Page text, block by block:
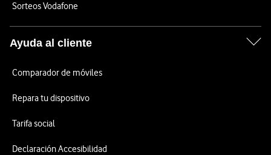
Sorteos Vodafone
Ayuda al cliente
Comparador de móviles
Repara tu dispositivo
Tarifa social
Declaración Accesibilidad